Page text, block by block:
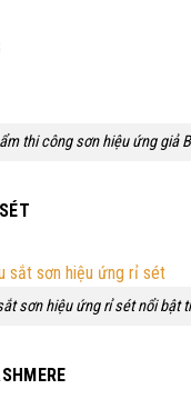
thi công sơn hiệu ứng giả
sơn hiệu ứng rỉ sét nổi bật